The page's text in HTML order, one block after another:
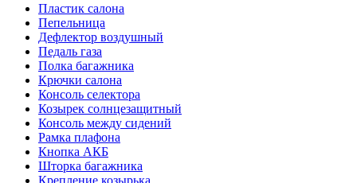
Пластик салона
Пепельница
Дефлектор воздушный
Педаль газа
Полка багажника
Крючки салона
Консоль селектора
Козырек солнцезащитный
Консоль между сидений
Рамка плафона
Кнопка АКБ
Шторка багажника
Крепление козырька